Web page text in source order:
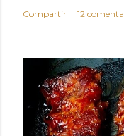
Compartir 12